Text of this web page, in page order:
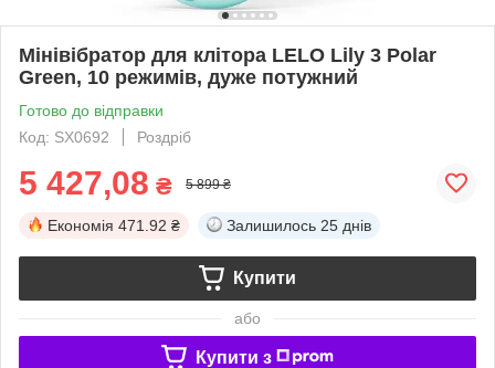
Мінівібратор для клітора LELO Lily 3 Polar
Green, 10 режимів, дуже потужний
Готово до відправки
Код: SX0692
Роздріб
5 427,08 ₴ 5 899 ₴
Економія 471.92 ₴ Залишилось 25 днів
Купити
або
Купити з